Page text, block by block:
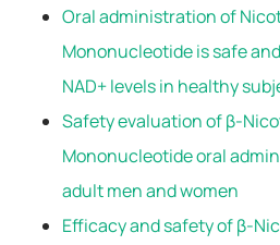
Oral administration of
Mononucleotide is safe
NAD+ levels in healthy
Safety evaluation of β-
Mononucleotide oral
adult men and women
Efficacy and safety of β-